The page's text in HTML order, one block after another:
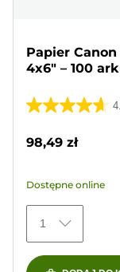
Papier Canon
4x6" – 100
4.7
5
152
Recenzji
98,49 zł
Dostępne online
1